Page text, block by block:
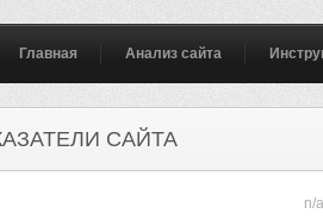
Главная Анализ сайта
САЙТА
n/a